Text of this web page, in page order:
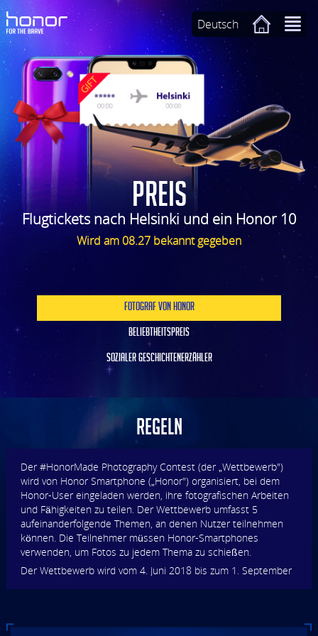
Deutsch
PREIS
Flugtickets nach Helsinki und ein Honor 10
Wird am 08.27 bekannt gegeben
FOTOGRAF VON HONOR
BELIEBTHEITSPREIS
SOZIALER GESCHICHTENERZÄHLER
REGELN
Der #HonorMade Photography Contest (der „Wettbewerb")
wird von Honor Smartphone („Honor") organisiert, bei dem
Honor-User eingeladen werden, ihre fotografischen Arbeiten
und Fähigkeiten zu teilen. Der Wettbewerb umfasst 5
aufeinanderfolgende Themen, an denen Nutzer teilnehmen
können. Die Teilnehmer müssen Honor-Smartphones
verwenden, um Fotos zu jedem Thema zu schießen.
Der Wettbewerb wird vom 4. Juni 2018 bis zum 1. September